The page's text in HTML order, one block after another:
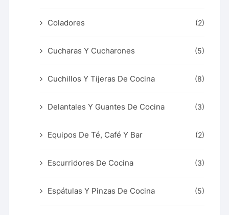
Coladores (2)
Cucharas Y Cucharones (5)
Cuchillos Y Tijeras De Cocina (8)
Delantales Y Guantes De Cocina (3)
Equipos De Té, Café Y Bar (2)
Escurridores De Cocina (3)
Espátulas Y Pinzas De Cocina (5)